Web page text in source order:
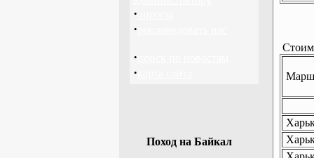
·
·
·
·
Поход на Байкал